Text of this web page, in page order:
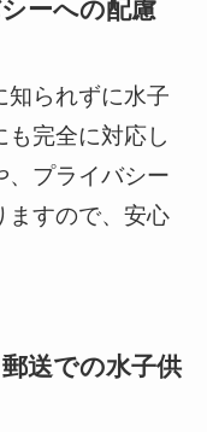
ーへの配慮
知られずに水子
完全に対応し
、プライバシー
ますので、安心
送での水子供